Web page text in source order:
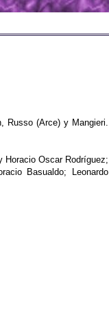
Russo (Arce) y Mangieri.
Horacio Oscar Rodríguez;
Basualdo; Leonardo